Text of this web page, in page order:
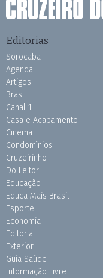
Editorias
Sorocaba
Agenda
Artigos
Brasil
Canal 1
Casa e Acabamento
Cinema
Condomínios
Cruzeirinho
Do Leitor
Educação
Educa Mais Brasil
Esporte
Economia
Editorial
Exterior
Guia Saúde
Informação Livre